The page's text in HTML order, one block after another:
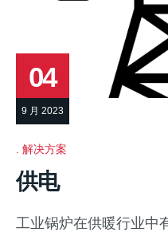
04
9 月 2023
解决方案
供电
工业锅炉在供暖行业中